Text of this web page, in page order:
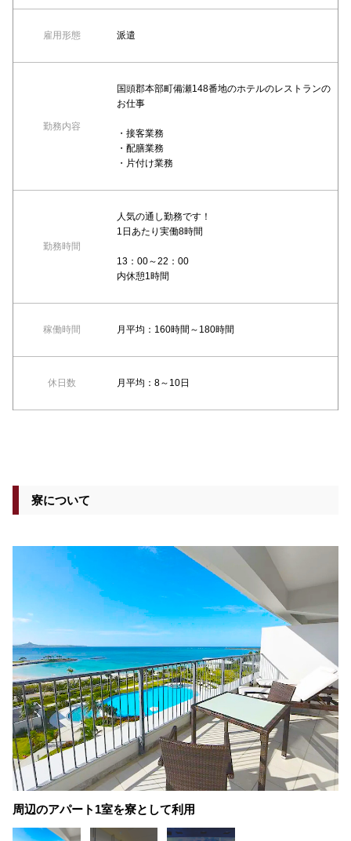
雇用形態 派遣
勤務内容
国頭郡本部町備瀬148番地のホテルのレストランの
お仕事
・接客業務
・配膳業務
・片付け業務
勤務時間
人気の通し勤務です！
1日あたり実働8時間
13：00～22：00
内休憩1時間
稼働時間 月平均：160時間～180時間
休日数 月平均：8～10日
寮について
周辺のアパート1室を寮として利用